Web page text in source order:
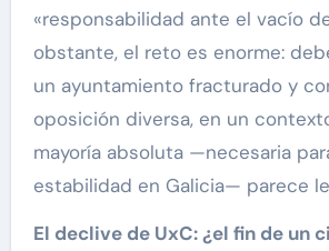
«responsabilidad ante el vacío
obstante, el reto es enorme:
un ayuntamiento fracturado y
oposición diversa, en un
mayoría absoluta —necesaria
estabilidad en Galicia— parece
El declive de UxC: ¿el fin de un